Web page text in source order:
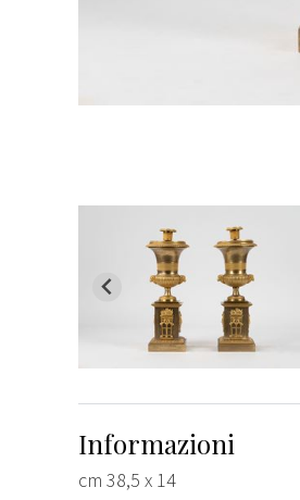
Informazioni
cm 38,5 x 14